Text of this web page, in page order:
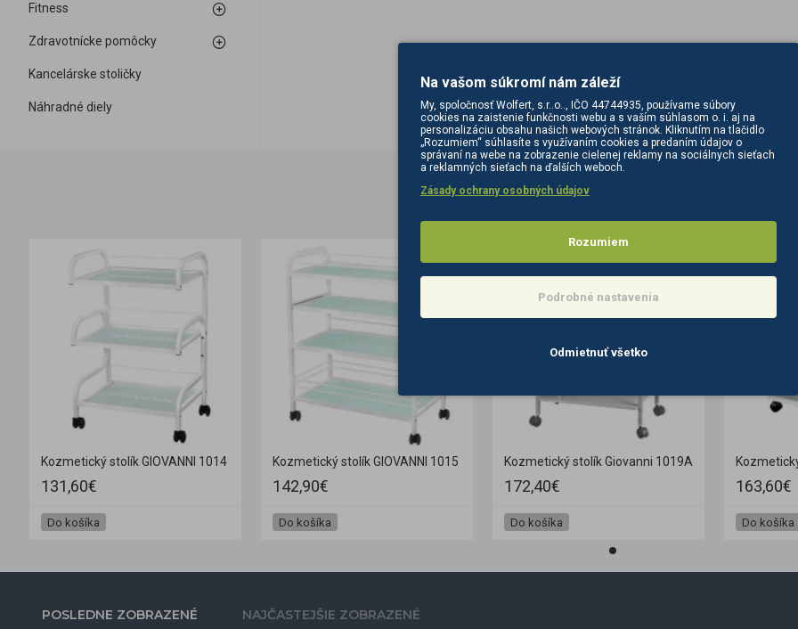
Fitness
Zdravotnícke pomôcky
Kancelárske stoličky
Náhradné diely
PODOBNÉ PRODUKTY
Kozmetický stolík GIOVANNI 1014
131,60€
Do košíka
Kozmetický stolík GIOVANNI 1015
142,90€
Do košíka
Kozmetický stolík Giovanni 1019A
172,40€
Do košíka
163,60€
Do košíka
POSLEDNE ZOBRAZENÉ NAJČASTEJŠIE ZOBRAZENÉ
Na vašom súkromí nám záleží
My, spoločnosť Wolfert, s.r..o.., IČO 44744935, používame súbory
cookies na zaistenie funkčnosti webu a s vaším súhlasom o. i. aj na
personalizáciu obsahu našich webových stránok. Kliknutím na tlačidlo
„Rozumiem“ súhlasíte s využívaním cookies a predaním údajov o
správaní na webe na zobrazenie cielenej reklamy na sociálnych sieťach
a reklamných sieťach na ďalších weboch.
Zásady ochrany osobných údajov
Rozumiem
Podrobné nastavenia
Odmietnuť všetko